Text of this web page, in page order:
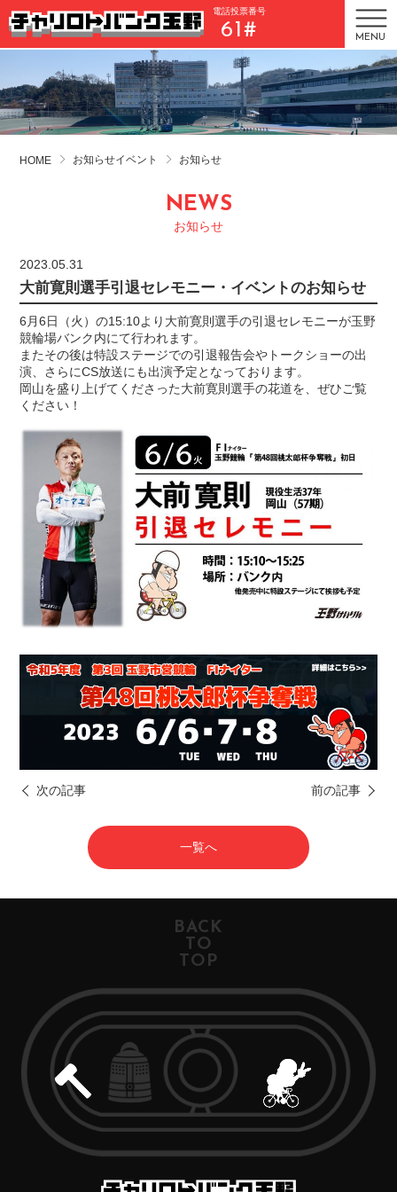
電話投票番号
61# MENU
HOME お知らせイベント お知らせ
NEWS
お知らせ
2023.05.31
大前寛則選手引退セレモニー・イベントのお知らせ
6月6日（火）の15:10より大前寛則選手の引退セレモニーが玉野
競輪場バンク内にて行われます。
またその後は特設ステージでの引退報告会やトークショーの出
演、さらにCS放送にも出演予定となっております。
岡山を盛り上げてくださった大前寛則選手の花道を、ぜひご覧
ください！
次の記事 前の記事
一覧へ
BACK
TO
TOP